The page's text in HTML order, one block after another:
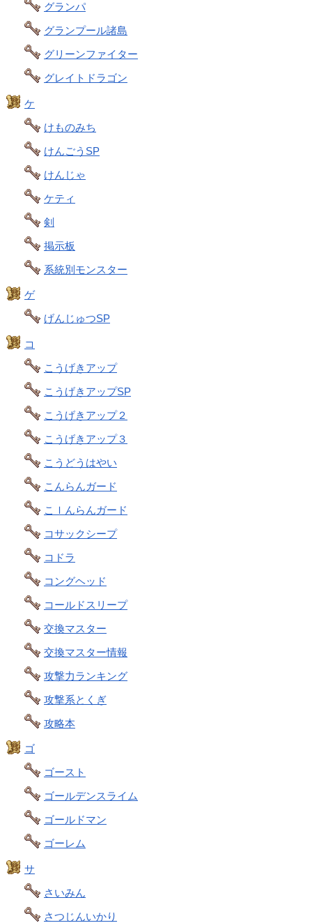
グランパ
グランプール諸島
グリーンファイター
グレイトドラゴン
ケ
けものみち
けんごうSP
けんじゃ
ケティ
剣
掲示板
系統別モンスター
ゲ
げんじゅつSP
コ
こうげきアップ
こうげきアップSP
こうげきアップ２
こうげきアップ３
こうどうはやい
こんらんガード
こｌんらんガード
コサックシープ
コドラ
コングヘッド
コールドスリープ
交換マスター
交換マスター情報
攻撃力ランキング
攻撃系とくぎ
攻略本
ゴ
ゴースト
ゴールデンスライム
ゴールドマン
ゴーレム
サ
さいみん
さつじんいかり